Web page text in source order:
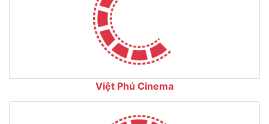
Việt Phú Cinema